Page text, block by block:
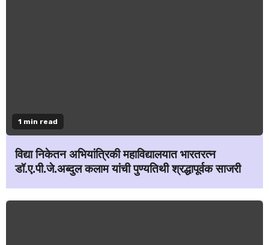
1 min read
विद्या निकेतन अभियांत्रिकी महाविद्यालयात भारतरत्न
डॉ.ए.पी.जे.अब्दुल कलाम यांची पुण्यतिथी श्रद्धापूर्वक साजरी